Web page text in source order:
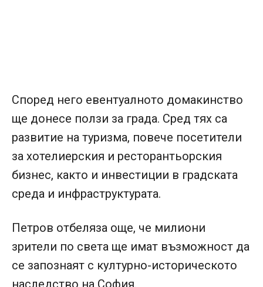
Според него евентуалното домакинство
ще донесе ползи за града. Сред тях са
развитие на туризма, повече посетители
за хотелиерския и ресторантьорския
бизнес, както и инвестиции в градската
среда и инфраструктурата.
Петров отбеляза още, че милиони
зрители по света ще имат възможност да
се запознаят с културно-историческото
наследство на София.